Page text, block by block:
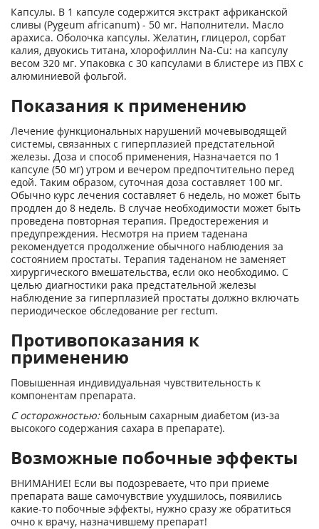
Капсулы. В 1 капсуле содержится экстракт африканской
сливы (Pygeum africanum) - 50 мг. Наполнители. Масло
арахиса. Оболочка капсулы. Желатин, глицерол, сорбат
калия, двуокись титана, хлорофиллин Na-Cu: на капсулу
весом 320 мг. Упаковка с 30 капсулами в блистере из ПВХ с
алюминиевой фольгой.
Показания к применению
Лечение функциональных нарушений мочевыводящей
системы, связанных с гиперплазией предстательной
железы. Доза и способ применения, Назначается по 1
капсуле (50 мг) утром и вечером предпочтительно перед
едой. Таким образом, суточная доза составляет 100 мг.
Обычно курс лечения составляет 6 недель, но может быть
продлен до 8 недель. В случае необходимости может быть
проведена повторная терапия. Предостережения и
предупреждения. Несмотря на прием таденана
рекомендуется продолжение обычного наблюдения за
состоянием простаты. Терапия таденаном не заменяет
хирургического вмешательства, если око необходимо. С
целью диагностики рака предстательной железы
наблюдение за гиперплазией простаты должно включать
периодическое обследование per rectum.
Противопоказания к
применению
Повышенная индивидуальная чувствительность к
компонентам препарата.
С осторожностью:больным сахарным диабетом (из-за
высокого содержания сахара в препарате).
Возможные побочные эффекты
ВНИМАНИЕ! Если вы подозреваете, что при приеме
препарата ваше самочувствие ухудшилось, появились
какие-то побочные эффекты, нужно сразу же обратиться
очно к врачу, назначившему препарат!